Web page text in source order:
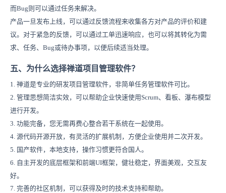
而Bug则可以通过任务来解决。
产品一旦发布上线，可以通过反馈流程来收集各方对产品的评价和建
议。对于紧急的反馈，可以通过工单迅速响应，也可以将其转化为需
求、任务、Bug或待办事项，以便后续适当处理。
五、为什么选择禅道项目管理软件？
1. 禅道是专业的研发项目管理软件，非简单任务管理软件可比。
2. 管理思想简洁实效，可以帮助企业快速使用Scrum、看板、瀑布模型
进行开发。
3. 功能完备，您无需再费心整合若干系统在一起使用。
4. 源代码开源开放，有灵活的扩展机制，方便企业使用并二次开发。
5. 国产软件，本地支持，操作习惯更符合国人。
6. 自主开发的底层框架和前端UI框架，健壮稳定，界面美观，交互友
好。
7. 完善的社区机制，可以获得及时的技术支持和帮助。